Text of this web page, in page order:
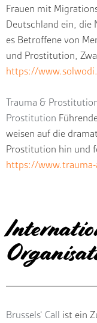
Frauen mit
Deutschland ein, die
es Betroffene von
und Prostitution,
https://
Trauma &
Prostitution
weisen auf die
Prostitution hin und
https://
Brussels‘ Call ist ein